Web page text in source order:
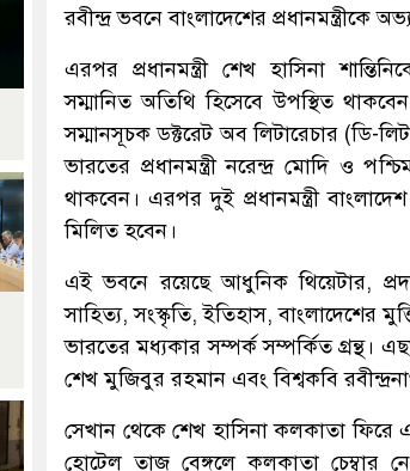
রবীন্দ্র ভবনে বাংলাদেশের প্রধানমন্ত্রীকে
এরপর প্রধানমন্ত্রী শেখ হাসিনা
সম্মানিত অতিথি হিসেবে উপস্থিত
সম্মানসূচক ডক্টরেট অব লিটারেচার (ডি-
ভারতের প্রধানমন্ত্রী নরেন্দ্র মোদি ও
থাকবেন। এরপর দুই প্রধানমন্ত্রী
মিলিত হবেন।
এই ভবনে রয়েছে আধুনিক থিয়েটার,
সাহিত্য, সংস্কৃতি, ইতিহাস, বাংলাদেশের
ভারতের মধ্যকার সম্পর্ক সম্পর্কিত গ্রন্থ।
শেখ মুজিবুর রহমান এবং বিশ্বকবি
সেখান থেকে শেখ হাসিনা কলকাতা ফিরে
হোটেল তাজ বেঙ্গলে কলকাতা চেম্বার